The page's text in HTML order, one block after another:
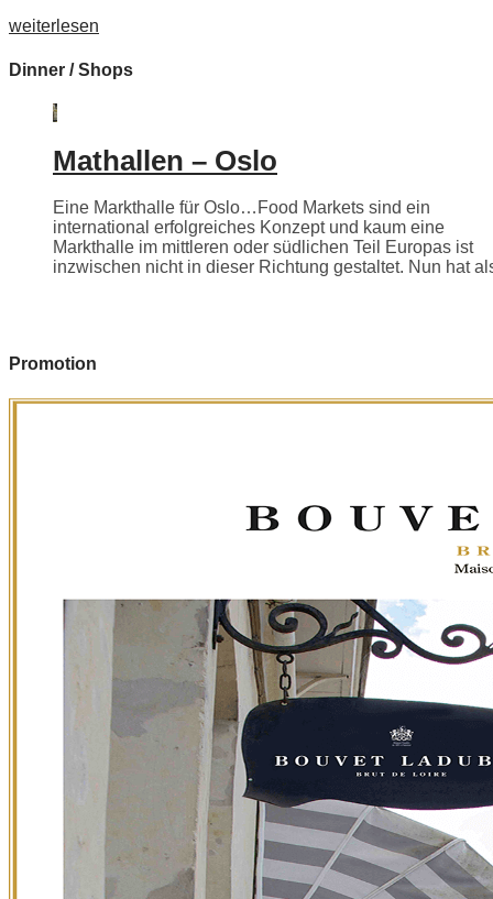
weiterlesen
Dinner / Shops
Mathallen – Oslo
Eine Markthalle für Oslo…Food Markets sind ein
international erfolgreiches Konzept und kaum eine
Markthalle im mittleren oder südlichen Teil Europas ist
inzwischen nicht in dieser Richtung gestaltet. Nun hat
Promotion